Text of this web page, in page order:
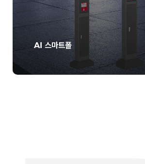
AI 스마트폴